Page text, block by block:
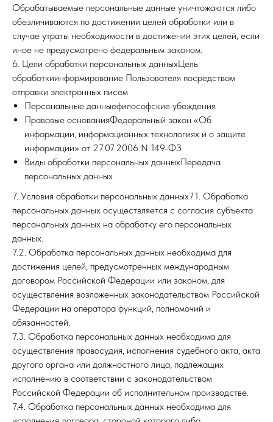
Обрабатываемые персональные данные уничтожаются либо
обезличиваются по достижении целей обработки или в
случае утраты необходимости в достижении этих целей, если
иное не предусмотрено федеральным законом.
6. Цели обработки персональных данныхЦель
обработкиинформирование Пользователя посредством
отправки электронных писем
Персональные данныефилософские убеждения
Правовые основанияФедеральный закон «Об
информации, информационных технологиях и о защите
информации» от 27.07.2006 N 149-ФЗ
Виды обработки персональных данныхПередача
персональных данных
7. Условия обработки персональных данных7.1. Обработка
персональных данных осуществляется с согласия субъекта
персональных данных на обработку его персональных
данных.
7.2. Обработка персональных данных необходима для
достижения целей, предусмотренных международным
договором Российской Федерации или законом, для
осуществления возложенных законодательством Российской
Федерации на оператора функций, полномочий и
обязанностей.
7.3. Обработка персональных данных необходима для
осуществления правосудия, исполнения судебного акта, акта
другого органа или должностного лица, подлежащих
исполнению в соответствии с законодательством
Российской Федерации об исполнительном производстве.
7.4. Обработка персональных данных необходима для